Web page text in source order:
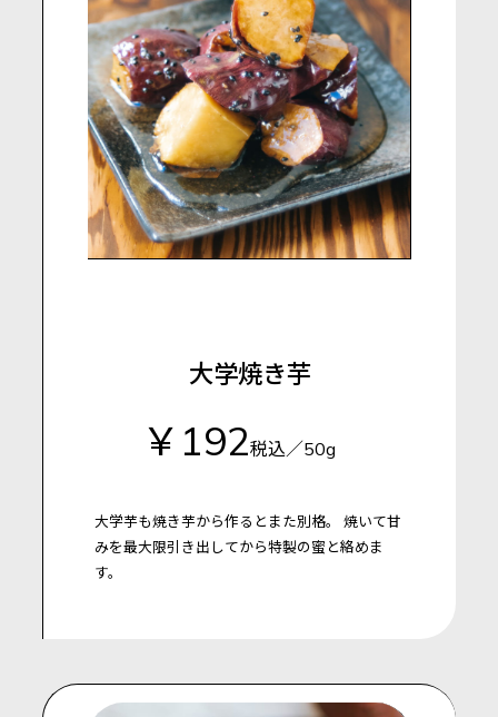
大学焼き芋
￥192税込／50g
大学芋も焼き芋から作るとまた別格。
焼いて甘
みを最大限引き出してから特製の蜜と絡めま
す。